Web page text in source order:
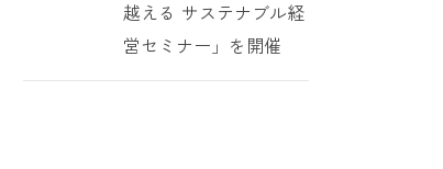
越える サステナブル経
営セミナー」を開催